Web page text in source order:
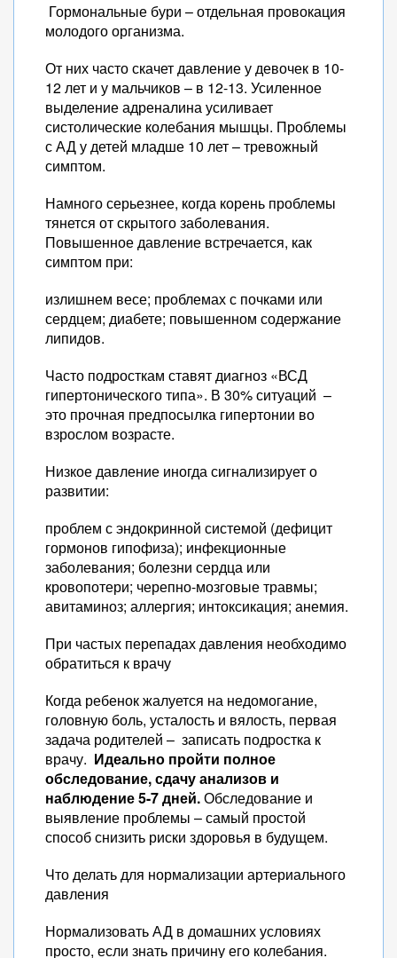
Гормональные бури – отдельная провокация
молодого организма.
От них часто скачет давление у девочек в 10-
12 лет и у мальчиков – в 12-13. Усиленное
выделение адреналина усиливает
систолические колебания мышцы. Проблемы
с АД у детей младше 10 лет – тревожный
симптом.
Намного серьезнее, когда корень проблемы
тянется от скрытого заболевания.
Повышенное давление встречается, как
симптом при:
излишнем весе; проблемах с почками или
сердцем; диабете; повышенном содержание
липидов.
Часто подросткам ставят диагноз «ВСД
гипертонического типа». В 30% ситуаций –
это прочная предпосылка гипертонии во
взрослом возрасте.
Низкое давление иногда сигнализирует о
развитии:
проблем с эндокринной системой (дефицит
гормонов гипофиза); инфекционные
заболевания; болезни сердца или
кровопотери; черепно-мозговые травмы;
авитаминоз; аллергия; интоксикация; анемия.
При частых перепадах давления необходимо
обратиться к врачу
Когда ребенок жалуется на недомогание,
головную боль, усталость и вялость, первая
задача родителей – записать подростка к
врачу. Идеально пройти полное
обследование, сдачу анализов и
наблюдение 5-7 дней.Обследование и
выявление проблемы – самый простой
способ снизить риски здоровья в будущем.
Что делать для нормализации артериального
давления
Нормализовать АД в домашних условиях
просто, если знать причину его колебания.